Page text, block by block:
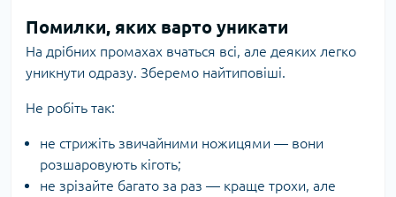
Помилки, яких варто уникати
На дрібних промахах вчаться всі, але деяких легко
уникнути одразу. Зберемо найтиповіші.
Не робіть так:
не стрижіть звичайними ножицями — вони
розшаровують кіготь;
не зрізайте багато за раз — краще трохи, але